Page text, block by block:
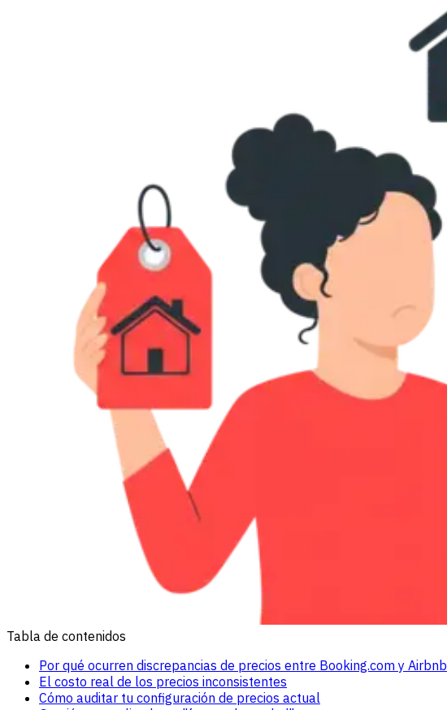
Tabla de contenidos
Por qué ocurren discrepancias de precios entre Booking.com y Airbnb
El costo real de los precios inconsistentes
Cómo auditar tu configuración de precios actual